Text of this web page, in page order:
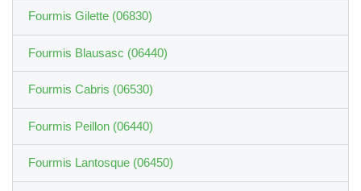
Fourmis Gilette (06830)
Fourmis Blausasc (06440)
Fourmis Cabris (06530)
Fourmis Peillon (06440)
Fourmis Lantosque (06450)